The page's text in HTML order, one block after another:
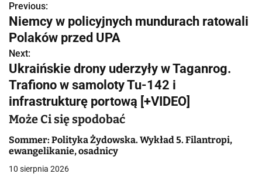
N
a
w
i
g
a
c
j
Previous:
Niemcy w policyjnych mundurach ratowali
Polaków przed UPA
Next:
Ukraińskie drony uderzyły w Taganrog.
Trafiono w samoloty Tu-142 i
infrastrukturę portową [+VIDEO]
Może Ci się spodobać
Sommer: Polityka Żydowska. Wykład 5. Filantropi,
ewangelikanie, osadnicy
10 sierpnia 2026